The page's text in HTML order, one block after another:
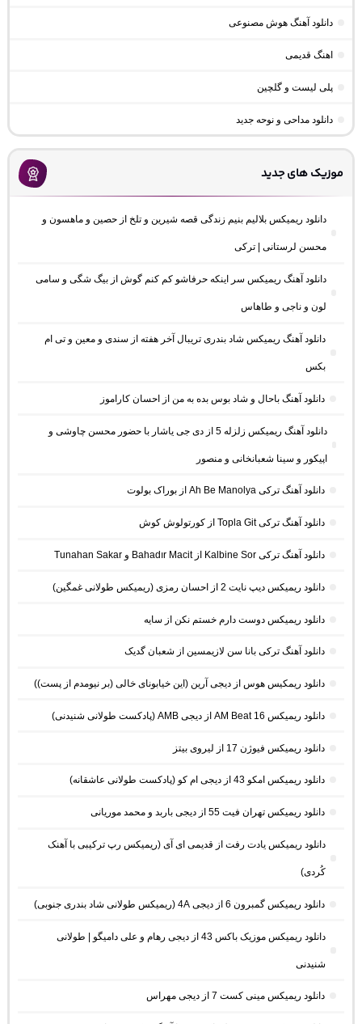
دانلود آهنگ هوش مصنوعی
اهنگ قدیمی
پلی لیست و گلچین
دانلود مداحی و نوحه جدید
موزیک های جدید
دانلود ریمیکس بلالیم بنیم زندگی قصه شیرین و تلخ از حصین و ماهسون و
محسن لرستانی | ترکی
دانلود آهنگ ریمیکس سر اینکه حرفاشو کم کنم گوش از بیگ شگی و سامی
لون و ناجی و طاهاس
دانلود آهنگ ریمیکس شاد بندری تریبال آخر هفته از سندی و معین و تی ام
بکس
دانلود آهنگ باحال و شاد بوس بده به من از احسان کاراموز
دانلود آهنگ ریمیکس زلزله 5 از دی جی یاشار با حضور محسن چاوشی و
اپیکور و سینا شعبانخانی و منصور
دانلود آهنگ ترکی Ah Be Manolya از بوراک بولوت
دانلود آهنگ ترکی Topla Git از کورتولوش کوش
دانلود آهنگ ترکی Kalbine Sor از Bahadır Macit و Tunahan Sakar
دانلود ریمیکس دیپ نایت 2 از احسان رمزی (ریمیکس طولانی غمگین)
دانلود ریمیکس دوست دارم خستم نکن از سایه
دانلود آهنگ ترکی بانا سن لازیمسین از شعبان گدیک
دانلود ریمکیس هوس از دیجی آرین (این خیابونای خالی (بر نیومدم از پست))
دانلود ریمیکس AM Beat 16 از دیجی AMB (پادکست طولانی شنیدنی)
دانلود ریمیکس فیوژن 17 از لیروی بیتز
دانلود ریمیکس امکو 43 از دیجی ام کو (پادکست طولانی عاشقانه)
دانلود ریمیکس تهران فیت 55 از دیجی باربد و محمد موریانی
دانلود ریمیکس یادت رفت از قدیمی ای آی (ریمیکس رپ ترکیبی با آهنک
کُردی)
دانلود ریمیکس گمبرون 6 از دیجی 4A (ریمیکس طولانی شاد بندری جنوبی)
دانلود ریمیکس موزیک باکس 43 از دیجی رهام و علی دامیگو | طولانی
شنیدنی
دانلود ریمیکس مینی کست 7 از دیجی مهراس